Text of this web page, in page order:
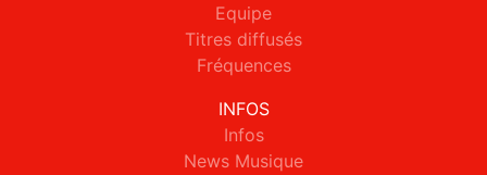
Equipe
Titres diffusés
Fréquences
INFOS
Infos
News Musique